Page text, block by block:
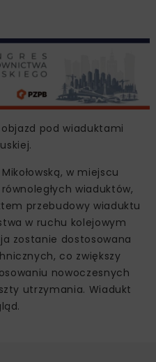
pod wiaduktami
w miejscu
wiaduktów,
przebudowy wiaduktu
w ruchu kolejowym
zostanie dostosowana
co zwiększy
nowoczesnych
utrzymania. Wiadukt